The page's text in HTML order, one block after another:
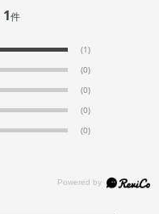
1件
(1)
(0)
(0)
(0)
(0)